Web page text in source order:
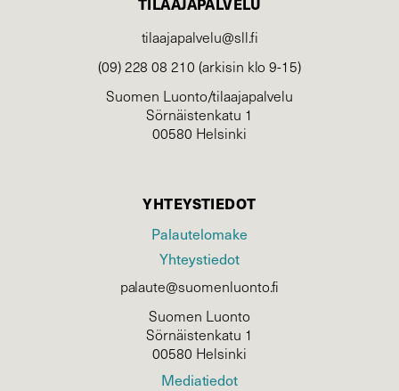
TILAAJAPALVELU
tilaajapalvelu@sll.fi
(09) 228 08 210 (arkisin klo 9-15)
Suomen Luonto/tilaajapalvelu
Sörnäistenkatu 1
00580 Helsinki
YHTEYSTIEDOT
Palautelomake
Yhteystiedot
palaute@suomenluonto.fi
Suomen Luonto
Sörnäistenkatu 1
00580 Helsinki
Mediatiedot